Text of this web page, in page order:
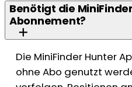
Benötigt die
Abonnement?
Die MiniFinder Hunter
ohne Abo genutzt